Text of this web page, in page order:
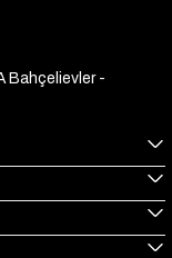
Bahçelievler -